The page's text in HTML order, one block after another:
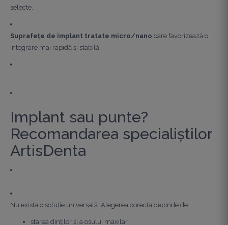
selecte.
Suprafețe de implant tratate micro/nano care favorizează o
integrare mai rapidă și stabilă.
Implant sau punte?
Recomandarea specialiștilor
ArtisDenta
Nu există o soluție universală. Alegerea corectă depinde de:
starea dinților și a osului maxilar,